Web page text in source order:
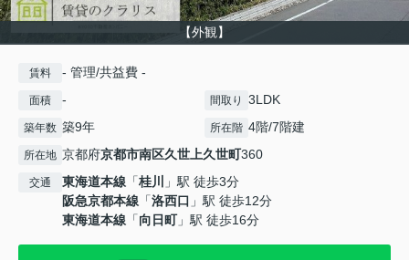
【外観】
賃料 - 管理/共益費 -
面積 - 間取り 3LDK
築年数 築9年 所在階 4階/7階建
所在地 京都府京都市南区久世上久世町360
交通 東海道本線 「桂川
」駅 徒歩3分
阪急京都本線 「洛西口 」駅 徒歩12分
東海道本線 「向日町」駅 徒歩16分